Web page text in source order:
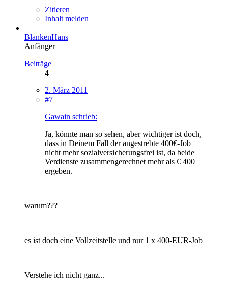
Zitieren
Inhalt melden
BlankenHans
Anfänger
Beiträge
4
2. März 2011
#7
Gawain schrieb:
Ja, könnte man so sehen, aber wichtiger ist doch,
dass in Deinem Fall der angestrebte 400€-Job
nicht mehr sozialversicherungsfrei ist, da beide
Verdienste zusammengerechnet mehr als € 400
ergeben.
warum???
es ist doch eine Vollzeitstelle und nur 1 x 400-EUR-Job
Verstehe ich nicht ganz...